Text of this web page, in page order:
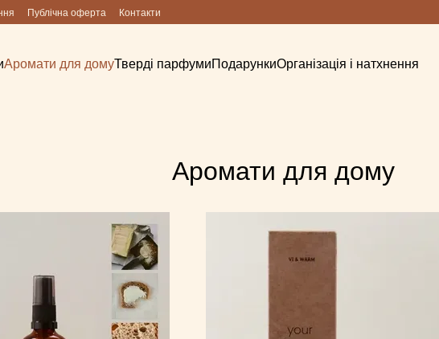
Публічна оферта Контакти
Аромати для домуТверді парфумиПодарункиОрганізація і натхнення
Аромати для дому